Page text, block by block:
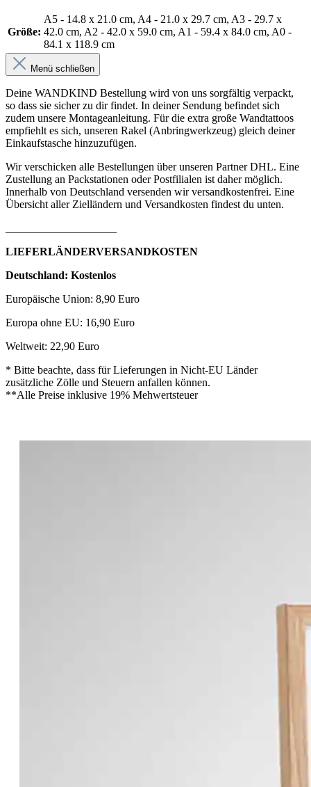
Größe:
A5 - 14.8 x 21.0 cm, A4 - 21.0 x 29.7 cm, A3 - 29.7 x
42.0 cm, A2 - 42.0 x 59.0 cm, A1 - 59.4 x 84.0 cm, A0 -
84.1 x 118.9 cm
Menü schließen
Deine WANDKIND Bestellung wird von uns sorgfältig verpackt,
so dass sie sicher zu dir findet. In deiner Sendung befindet sich
zudem unsere Montageanleitung. Für die extra große Wandtattoos
empfiehlt es sich, unseren Rakel (Anbringwerkzeug) gleich deiner
Einkaufstasche hinzuzufügen.
Wir verschicken alle Bestellungen über unseren Partner DHL. Eine
Zustellung an Packstationen oder Postfilialen ist daher möglich.
Innerhalb von Deutschland versenden wir versandkostenfrei. Eine
Übersicht aller Zielländern und Versandkosten findest du unten.
LIEFERLÄNDERVERSANDKOSTEN
Deutschland: Kostenlos
Europäische Union: 8,90 Euro
Europa ohne EU: 16,90 Euro
Weltweit: 22,90 Euro
* Bitte beachte, dass für Lieferungen in Nicht-EU Länder
zusätzliche Zölle und Steuern anfallen können.
**Alle Preise inklusive 19% Mehwertsteuer